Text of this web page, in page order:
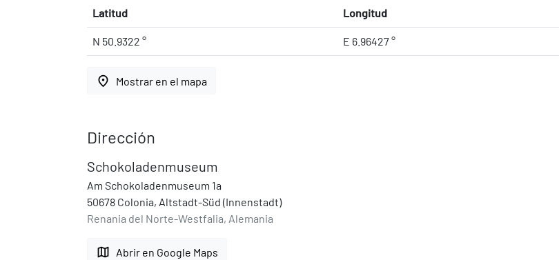
Latitud Longitud
N 50.9322 ° E 6.96427 °
place Mostrar en el mapa
Dirección
Schokoladenmuseum
Am Schokoladenmuseum 1a
50678 Colonia, Altstadt-Süd (Innenstadt)
Renania del Norte-Westfalia, Alemania
map Abrir en Google Maps